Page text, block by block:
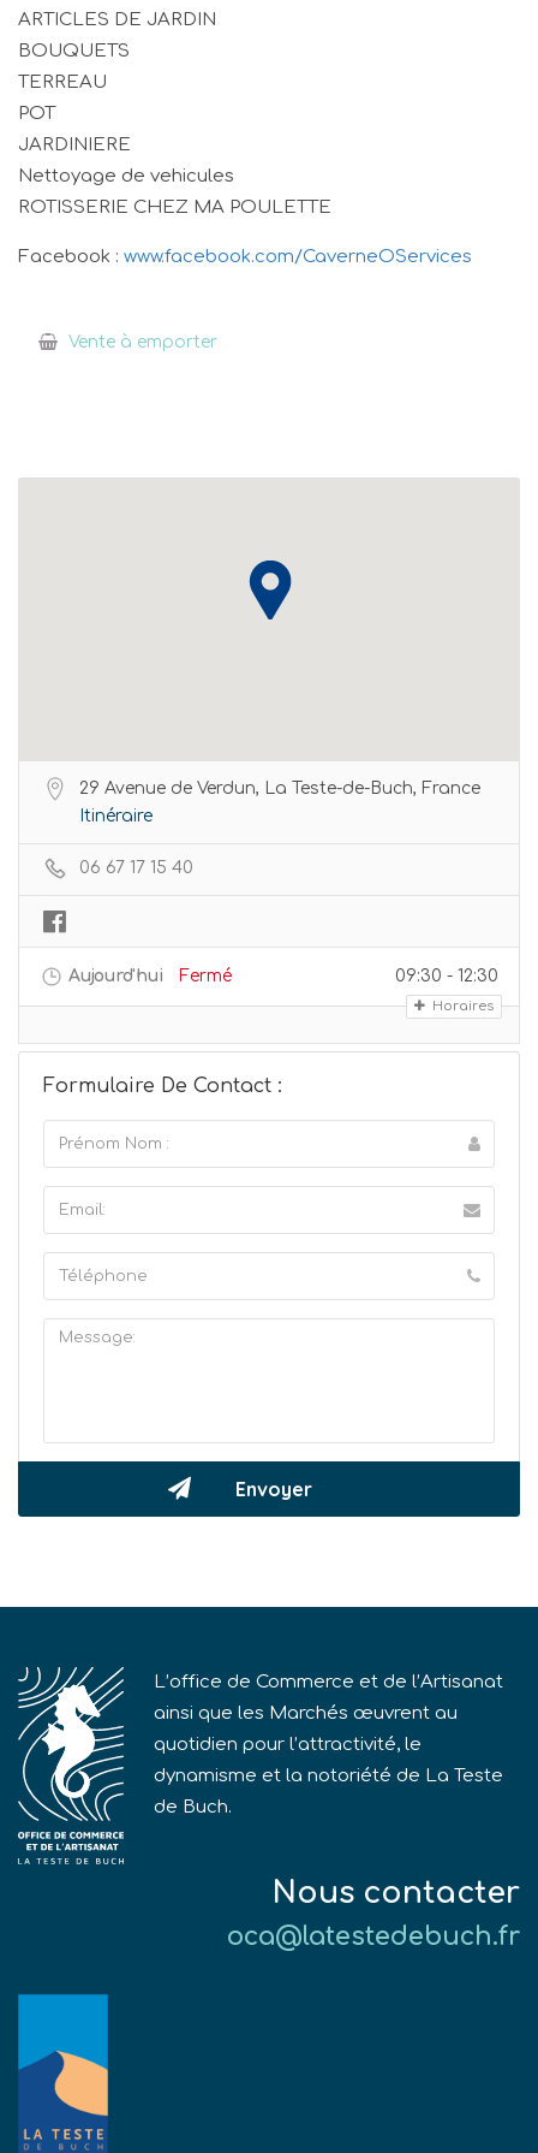
ARTICLES DE JARDIN
BOUQUETS
TERREAU
POT
JARDINIERE
Nettoyage de vehicules
ROTISSERIE CHEZ MA POULETTE
Facebook : www.facebook.com/CaverneOServices
Vente à emporter
29 Avenue de Verdun, La Teste-de-Buch, France
Itinéraire
06 67 17 15 40
Aujourd'hui Fermé 09:30 - 12:30
Horaires
Formulaire De Contact :
L’office de Commerce et de l’Artisanat
ainsi que les Marchés œuvrent au
quotidien pour l’attractivité, le
dynamisme et la notoriété de La Teste
de Buch.
Nous contacter
oca@latestedebuch.fr